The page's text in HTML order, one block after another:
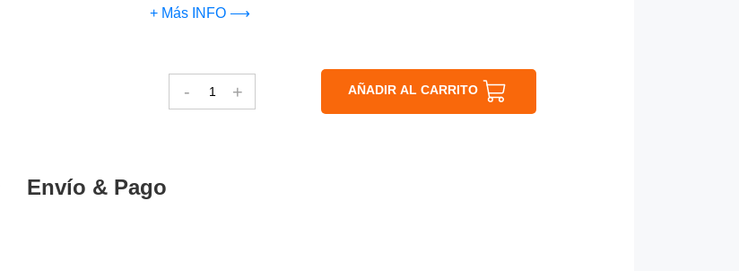
+ Más INFO ⟶
- + AÑADIR AL CARRITO
Envío & Pago